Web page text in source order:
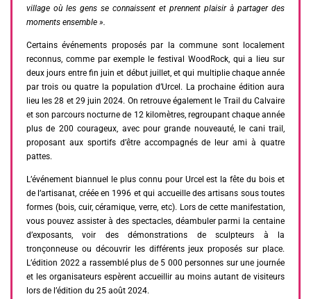
village où les gens se connaissent et prennent plaisir à partager des
moments ensemble ».
Certains événements proposés par la commune sont localement
reconnus, comme par exemple le festival WoodRock, qui a lieu sur
deux jours entre fin juin et début juillet, et qui multiplie chaque année
par trois ou quatre la population d’Urcel. La prochaine édition aura
lieu les 28 et 29 juin 2024. On retrouve également le Trail du Calvaire
et son parcours nocturne de 12 kilomètres, regroupant chaque année
plus de 200 courageux, avec pour grande nouveauté, le cani trail,
proposant aux sportifs d’être accompagnés de leur ami à quatre
pattes.
L’événement biannuel le plus connu pour Urcel est la fête du bois et
de l’artisanat, créée en 1996 et qui accueille des artisans sous toutes
formes (bois, cuir, céramique, verre, etc). Lors de cette manifestation,
vous pouvez assister à des spectacles, déambuler parmi la centaine
d’exposants, voir des démonstrations de sculpteurs à la
tronçonneuse ou découvrir les différents jeux proposés sur place.
L’édition 2022 a rassemblé plus de 5 000 personnes sur une journée
et les organisateurs espèrent accueillir au moins autant de visiteurs
lors de l’édition du 25 août 2024.